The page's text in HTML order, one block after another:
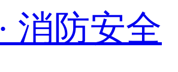
· 消防安全